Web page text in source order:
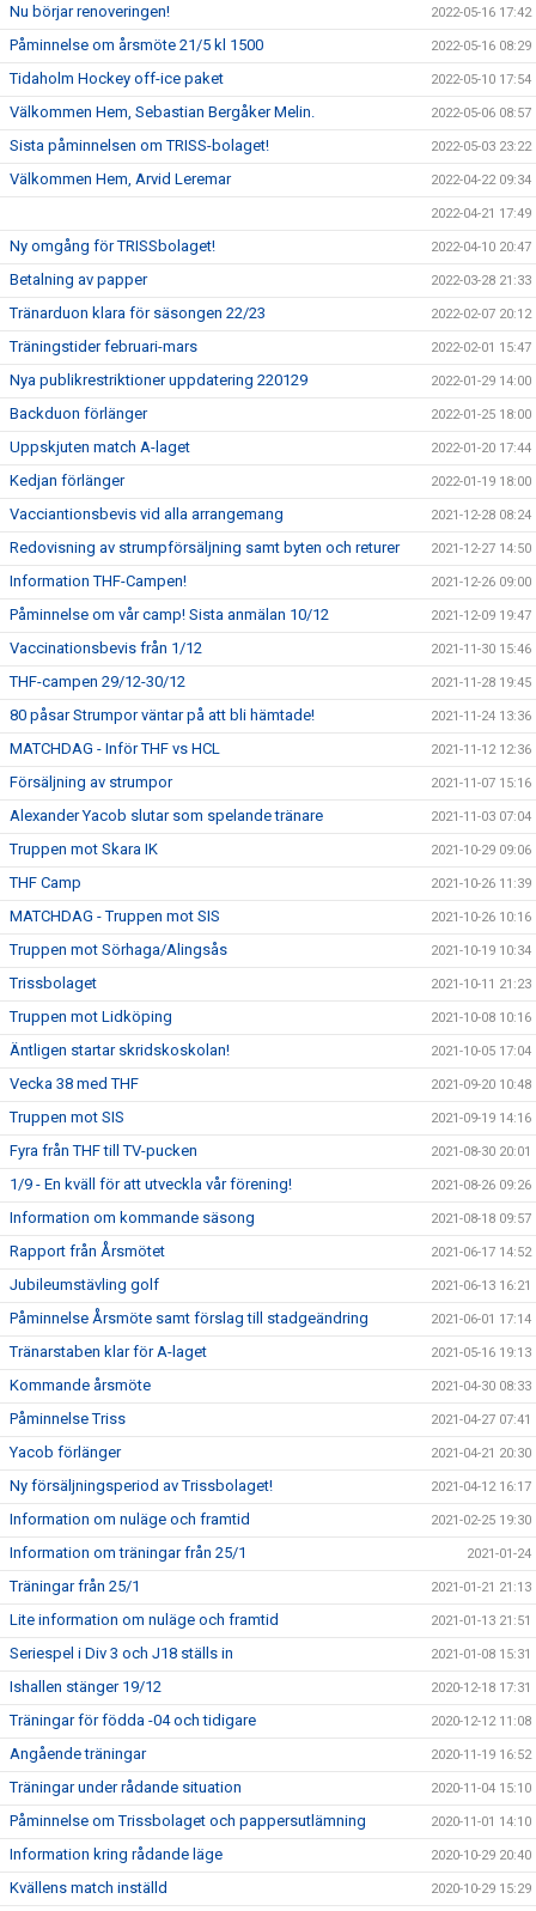
Nu börjar renoveringen! 2022-05-16 17:42
Påminnelse om årsmöte 21/5 kl 1500 2022-05-16 08:29
Tidaholm Hockey off-ice paket 2022-05-10 17:54
Välkommen Hem, Sebastian Bergåker Melin. 2022-05-06 08:57
Sista påminnelsen om TRISS-bolaget! 2022-05-03 23:22
Välkommen Hem, Arvid Leremar 2022-04-22 09:34
2022-04-21 17:49
Ny omgång för TRISSbolaget! 2022-04-10 20:47
Betalning av papper 2022-03-28 21:33
Tränarduon klara för säsongen 22/23 2022-02-07 20:12
Träningstider februari-mars 2022-02-01 15:47
Nya publikrestriktioner uppdatering 220129 2022-01-29 14:00
Backduon förlänger 2022-01-25 18:00
Uppskjuten match A-laget 2022-01-20 17:44
Kedjan förlänger 2022-01-19 18:00
Vacciantionsbevis vid alla arrangemang 2021-12-28 08:24
Redovisning av strumpförsäljning samt byten och returer 2021-12-27 14:50
Information THF-Campen! 2021-12-26 09:00
Påminnelse om vår camp! Sista anmälan 10/12 2021-12-09 19:47
Vaccinationsbevis från 1/12 2021-11-30 15:46
THF-campen 29/12-30/12 2021-11-28 19:45
80 påsar Strumpor väntar på att bli hämtade! 2021-11-24 13:36
MATCHDAG - Inför THF vs HCL 2021-11-12 12:36
Försäljning av strumpor 2021-11-07 15:16
Alexander Yacob slutar som spelande tränare 2021-11-03 07:04
Truppen mot Skara IK 2021-10-29 09:06
THF Camp 2021-10-26 11:39
MATCHDAG - Truppen mot SIS 2021-10-26 10:16
Truppen mot Sörhaga/Alingsås 2021-10-19 10:34
Trissbolaget 2021-10-11 21:23
Truppen mot Lidköping 2021-10-08 10:16
Äntligen startar skridskoskolan! 2021-10-05 17:04
Vecka 38 med THF 2021-09-20 10:48
Truppen mot SIS 2021-09-19 14:16
Fyra från THF till TV-pucken 2021-08-30 20:01
1/9 - En kväll för att utveckla vår förening! 2021-08-26 09:26
Information om kommande säsong 2021-08-18 09:57
Rapport från Årsmötet 2021-06-17 14:52
Jubileumstävling golf 2021-06-13 16:21
Påminnelse Årsmöte samt förslag till stadgeändring 2021-06-01 17:14
Tränarstaben klar för A-laget 2021-05-16 19:13
Kommande årsmöte 2021-04-30 08:33
Påminnelse Triss 2021-04-27 07:41
Yacob förlänger 2021-04-21 20:30
Ny försäljningsperiod av Trissbolaget! 2021-04-12 16:17
Information om nuläge och framtid 2021-02-25 19:30
Information om träningar från 25/1 2021-01-24
Träningar från 25/1 2021-01-21 21:13
Lite information om nuläge och framtid 2021-01-13 21:51
Seriespel i Div 3 och J18 ställs in 2021-01-08 15:31
Ishallen stänger 19/12 2020-12-18 17:31
Träningar för födda -04 och tidigare 2020-12-12 11:08
Angående träningar 2020-11-19 16:52
Träningar under rådande situation 2020-11-04 15:10
Påminnelse om Trissbolaget och pappersutlämning 2020-11-01 14:10
Information kring rådande läge 2020-10-29 20:40
Kvällens match inställd 2020-10-29 15:29